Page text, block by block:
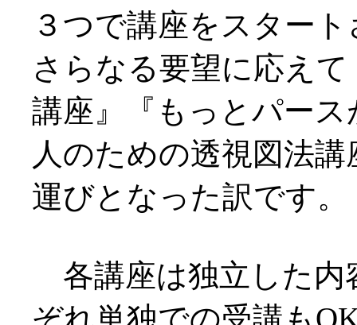
３つで講座をスター
さらなる要望に応え
講座』『もっとパー
人のための透視図法
運びとなった訳です。
各講座は独立した内